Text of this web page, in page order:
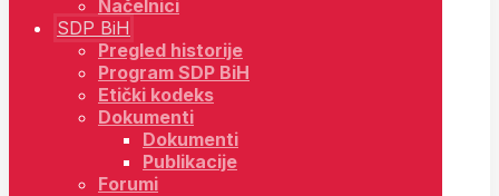
Načelnici
SDP BiH
Pregled historije
Program SDP BiH
Etički kodeks
Dokumenti
Dokumenti
Publikacije
Forumi